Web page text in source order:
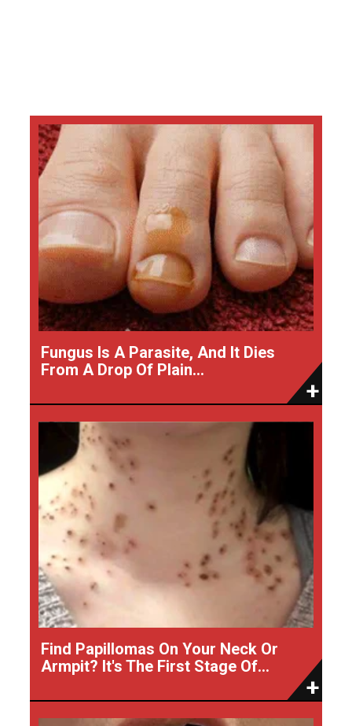
Fungus Is A Parasite, And It Dies
From A Drop Of Plain...
Find Papillomas On Your Neck Or
Armpit? It's The First Stage Of...